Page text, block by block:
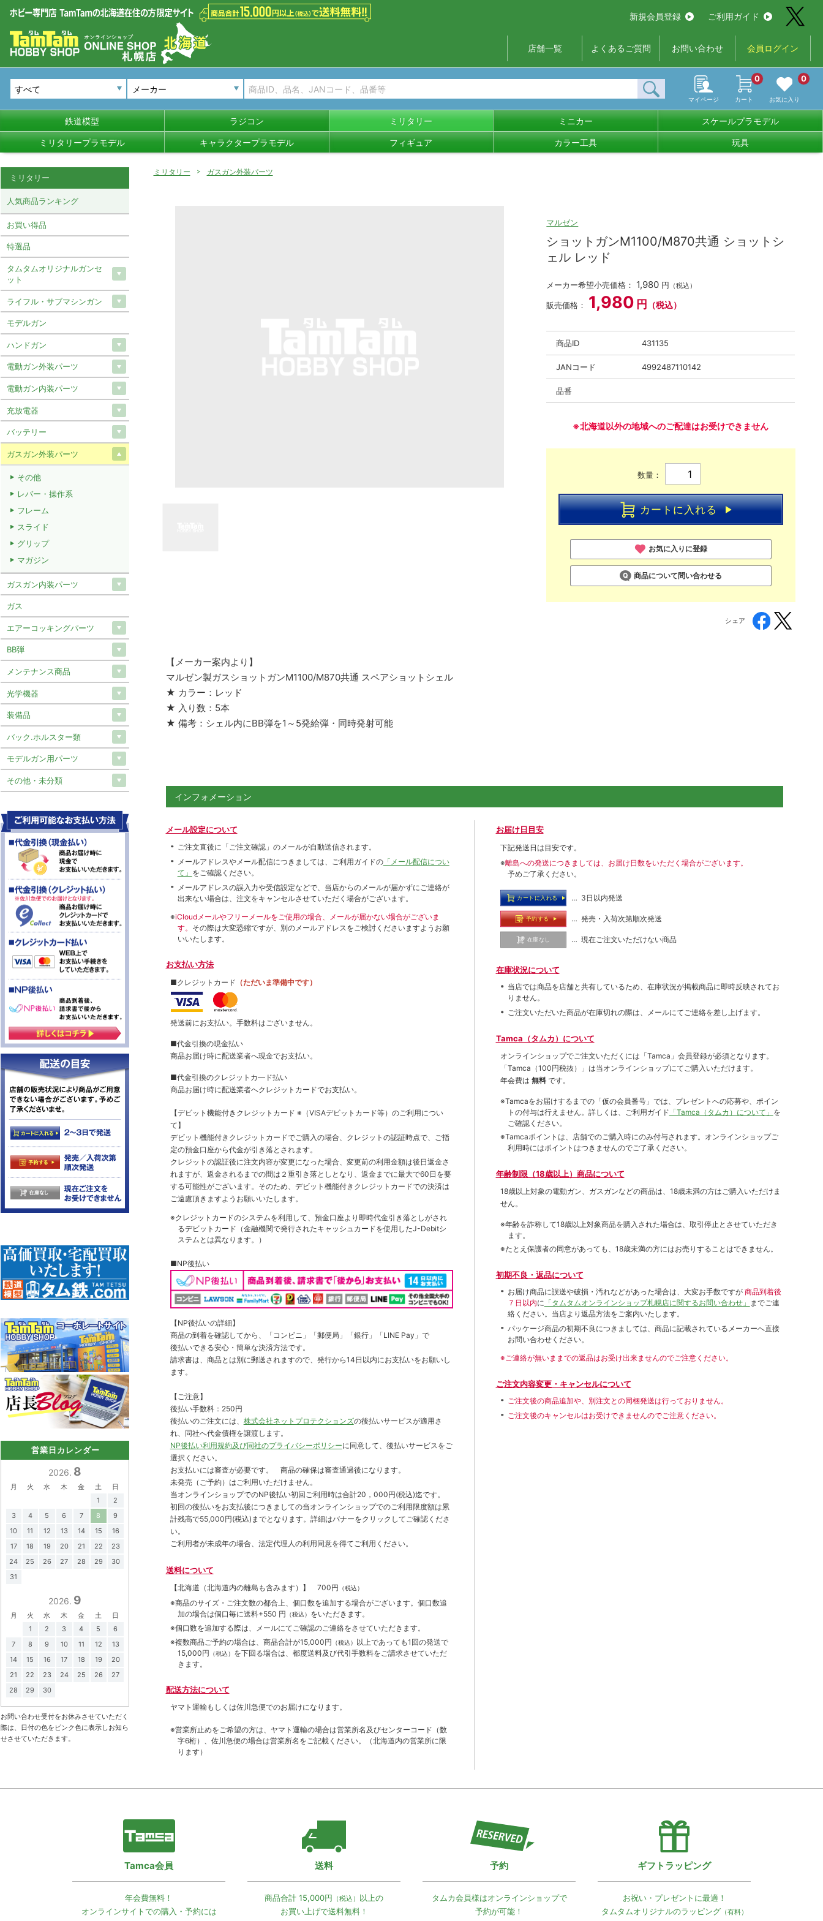
新規会員登録 ご利用ガイド
店舗一覧 よくあるご質問 お問い合わせ 会員ログイン
メーカー
マイページ カート
0
お気に入り
0
鉄道模型 ラジコン ミリタリー ミニカー スケールプラモデル
ミリタリープラモデル キャラクタープラモデル フィギュア カラー工具 玩具
ミリタリー ガスガン外装パーツ
マルゼン
ショットガンM1100/M870共通 ショットシ
ェル レッド
メーカー希望小売価格： 1,980 円 （税込）
販売価格： 1,980 円 （税込）
商品ID 431135
JANコード 4992487110142
品番
※北海道以外の地域へのご配達はお受けできません
数量：
カートに入れる
お気に入りに登録
商品について問い合わせる
シェア
【メーカー案内より】
マルゼン製ガスショットガンM1100/M870共通 スペアショットシェル
★ カラー：レッド
★ 入り数：5本
★ 備考：シェル内にBB弾を1～5発給弾・同時発射可能
インフォメーション
メール設定について
ご注文直後に「ご注文確認」のメールが自動送信されます。
メールアドレスやメール配信につきましては、ご利用ガイドの「メール配信につい
て」 をご確認ください。
メールアドレスの誤入力や受信設定などで、当店からのメールが届かずにご連絡が
出来ない場合は、注文をキャンセルさせていただく場合がございます。
※iCloudメールやフリーメールをご使用の場合、メールが届かない場合がございま
す。 その際は大変恐縮ですが、別のメールアドレスをご検討くださいますようお願
いいたします。
お支払い方法
■クレジットカード （ただいま準備中です）
発送前にお支払い。手数料はございません。
■代金引換の現金払い
商品お届け時に配送業者へ現金でお支払い。
■代金引換のクレジットカ―ド払い
商品お届け時に配送業者へクレジットカードでお支払い。
【デビット機能付きクレジットカード ※（VISAデビットカード等） のご利用につい
て】
デビット機能付きクレジットカードでご購入の場合、クレジットの認証時点で、ご指
定の預金口座から代金が引き落とされます。
クレジットの認証後に注文内容が変更になった場合、変更前の利用金額は後日返金さ
れますが、返金されるまでの間は２重引き落としとなり、返金までに最大で60日を要
する可能性がございます。そのため、デビット機能付きクレジットカードでの決済は
ご遠慮頂きますようお願いいたします。
※クレジットカードのシステムを利用して、預金口座より即時代金引き落としがされ
るデビットカード（金融機関で発行されたキャッシュカードを使用したJ-Debitシ
ステムとは異なります。）
■NP後払い
【NP後払いの詳細】
商品の到着を確認してから、「コンビニ」「郵便局」「銀行」「LINE Pay」で
後払いできる安心・簡単な決済方法です。
請求書は、商品とは別に郵送されますので、発行から14日以内にお支払いをお願いし
ます。
【ご注意】
後払い手数料：250円
後払いのご注文には、 株式会社ネットプロテクションズの後払いサービスが適用さ
れ、同社へ代金債権を譲渡します。
NP後払い利用規約及び同社のプライバシーポリシーに同意して、後払いサービスをご
選択ください。
お支払いには審査が必要です。 商品の確保は審査通過後になります。
未発売（ご予約）はご利用いただけません。
当オンラインショップでのNP後払い初回ご利用時は合計20，000円(税込)迄です。
初回の後払いをお支払後につきましての当オンラインショップでのご利用限度額は累
計残高で55,000円(税込)までとなります。詳細はバナーをクリックしてご確認くださ
い。
ご利用者が未成年の場合、法定代理人の利用同意を得てご利用ください。
送料について
【北海道（北海道内の離島も含みます）】 700円 （税込）
※商品のサイズ・ご注文数の都合上、個口数を追加する場合がございます。個口数追
加の場合は個口毎に送料+550 円 （税込） をいただきます。
※個口数を追加する際は、メールにてご確認のご連絡をさせていただきます。
※複数商品ご予約の場合は、商品合計が15,000円 （税込） 以上であっても1回の発送で
15,000円 （税込） を下回る場合は、都度送料及び代引手数料をご請求させていただ
きます。
配送方法について
ヤマト運輸もしくは佐川急便でのお届けになります。
※営業所止めをご希望の方は、ヤマト運輸の場合は営業所名及びセンターコード（数
字6桁）、佐川急便の場合は営業所名をご記載ください。（北海道内の営業所に限
ります）
お届け日目安
下記発送日は目安です。
※離島への発送につきましては、お届け日数をいただく場合がございます。
予めご了承ください。
カートに入れる … 3日以内発送
予約する … 発売・入荷次第順次発送
在庫なし … 現在ご注文いただけない商品
在庫状況について
当店では商品を店舗と共有しているため、在庫状況が掲載商品に即時反映されてお
りません。
ご注文いただいた商品が在庫切れの際は、メールにてご連絡を差し上げます。
Tamca（タムカ）について
オンラインショップでご注⽂いただくには「Tamca」会員登録が必須となります。
「Tamca （100円税抜）
」は当オンラインショップにてご購⼊いただけます。
年会費は 無料 です。
※Tamcaをお届けするまでの「仮の会員番号」では、プレゼントへの応募や、ポイン
トの付与は⾏えません。詳しくは、ご利⽤ガイド 「Tamca（タムカ）について」 を
ご確認ください。
※Tamcaポイントは、店舗でのご購⼊時にのみ付与されます。オンラインショップご
利用時にはポイントはつきませんのでご了承ください。
年齢制限（18歳以上）商品について
18歳以上対象の電動ガン、ガスガンなどの商品は、18歳未満の方はご購入いただけま
せん。
※年齢を詐称して18歳以上対象商品を購入された場合は、取引停止とさせていただき
ます。
※たとえ保護者の同意があっても、18歳未満の方にはお売りすることはできません。
初期不良・返品について
お届け商品に誤送や破損・汚れなどがあった場合は、大変お手数ですが 商品到着後
７日以内に 「タムタムオンラインショップ札幌店に関するお問い合わせ」 までご連
絡ください。当店より返品方法をご案内いたします。
パッケージ商品の初期不良につきましては、商品に記載されているメーカーへ直接
お問い合わせください。
※ご連絡が無いままでの返品はお受け出来ませんのでご注意ください。
ご注文内容変更・キャンセルについて
ご注文後の商品追加や、別注文との同梱発送は行っておりません。
ご注文後のキャンセルはお受けできませんのでご注意ください。
ミリタリー
人気商品ランキング
お買い得品
特選品
タムタムオリジナルガンセ
ット
ライフル・サブマシンガン
モデルガン
ハンドガン
電動ガン外装パーツ
電動ガン内装パーツ
充放電器
バッテリー
ガスガン外装パーツ
その他
レバー・操作系
フレーム
スライド
グリップ
マガジン
ガスガン内装パーツ
ガス
エアーコッキングパーツ
BB弾
メンテナンス商品
光学機器
装備品
バック.ホルスター類
モデルガン用パーツ
その他・未分類
営業日カレンダー
2026. 8
月 火 水 木 金 土
日
1
2
3
4 5 6 7 8
9
10
11 12 13 14 15
16
17
18 19 20 21 22
23
24
25 26 27 28 29
30
31
2026. 9
月 火 水 木 金 土
日
1
2 3 4 5
6
7
8 9 10 11 12
13
14
15 16 17 18 19
20
21
22 23 24 25 26
27
28
29 30
お問い合わせ受付をお休みさせていただく
際は、日付の色をピンク色に表示しお知ら
せさせていただきます。
Tamca会員
年会費無料！
オンラインサイトでの購入・予約には
送料
商品合計 15,000円 （税込） 以上の
お買い上げで送料無料！
予約
タムカ会員様はオンラインショップで
予約が可能！
ギフトラッピング
お祝い・プレゼントに最適！
タムタムオリジナルのラッピング（有料）